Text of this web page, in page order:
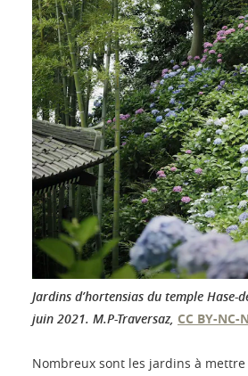
Jardins d’hortensias du temple Hase-
juin 2021. M.P-Traversaz, CC BY-NC-
Nombreux sont les jardins à mettre